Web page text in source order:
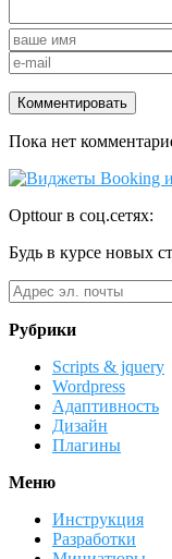
Пока нет
Opttour в соц.сетях:
Будь в курсе новых
Рубрики
Scripts & jquery
Wordpress
Адаптивность
Дизайн
Плагины
Меню
Инструкция
Разработки